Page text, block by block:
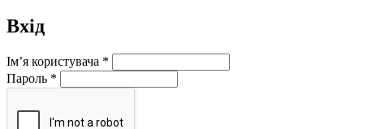
Вхід
Ім’я користувача *
Пароль *